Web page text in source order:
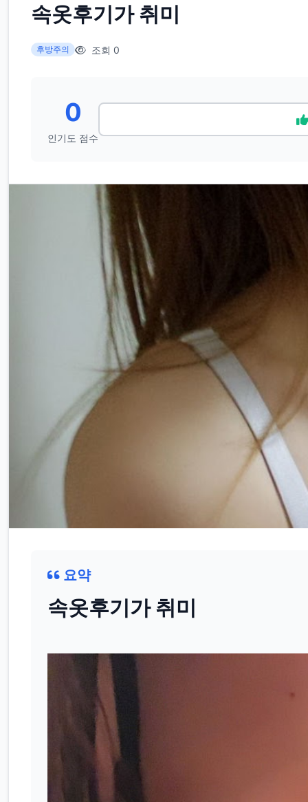
속옷후기가 취미
후방주의 조회 0
0
인기도 점수
요약
속옷후기가 취미